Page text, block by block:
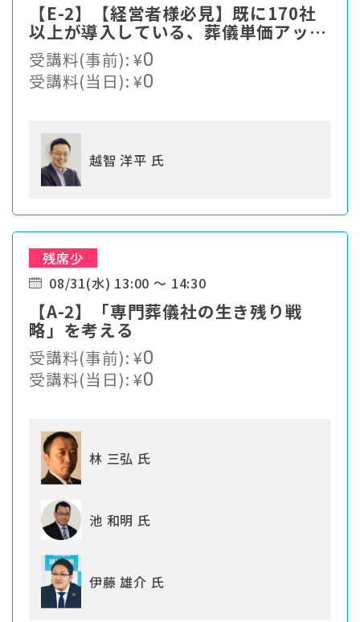
【E-2】【経営者様必見】既に170社
以上が導入している、葬儀単価アップ
の仕組みをご紹介
受講料(事前):¥0
受講料(当日):¥0
越智 洋平 氏
残席少
08/31(水) 13:00 ～ 14:30
【A-2】「専門葬儀社の生き残り戦
略」を考える
受講料(事前):¥0
受講料(当日):¥0
林 三弘 氏
池 和明 氏
伊藤 雄介 氏